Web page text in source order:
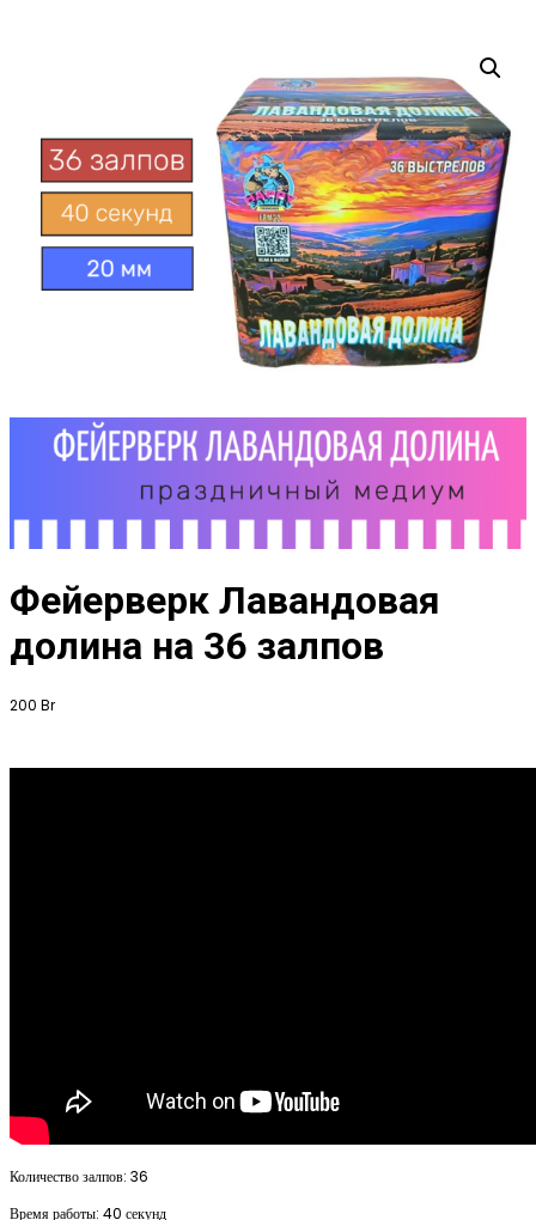
Фейерверк Лавандовая
долина на 36 залпов
200 Br
Количество залпов: 36
Время работы: 40 секунд